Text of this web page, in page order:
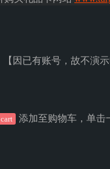
因已有账号，故不演
添加至购物车，单击